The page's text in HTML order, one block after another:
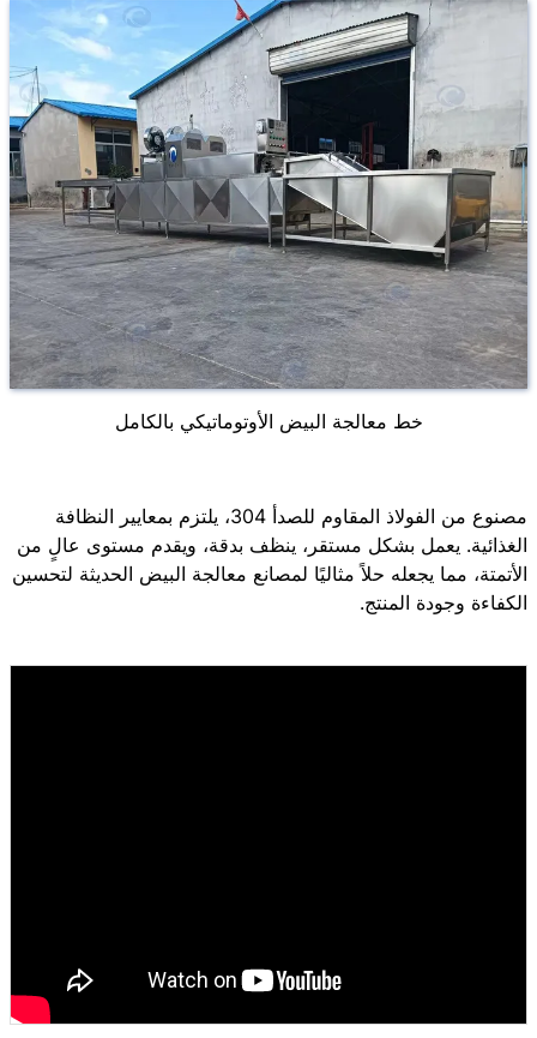
خط معالجة البيض الأوتوماتيكي بالكامل
مصنوع من الفولاذ المقاوم للصدأ 304، يلتزم بمعايير النظافة
الغذائية. يعمل بشكل مستقر، ينظف بدقة، ويقدم مستوى عالٍ من
الأتمتة، مما يجعله حلاً مثاليًا لمصانع معالجة البيض الحديثة لتحسين
الكفاءة وجودة المنتج.